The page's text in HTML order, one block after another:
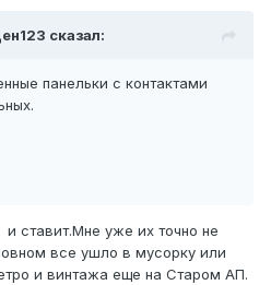
сказал:
панельки с контактами
ставит.Мне уже их точно не
все ушло в мусорку или
и винтажа еще на Старом АП.